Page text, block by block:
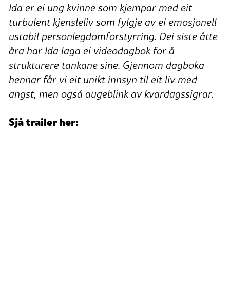
Ida er ei ung kvinne som kjempar med eit
turbulent kjensleliv som fylgje av ei emosjonell
ustabil personlegdomforstyrring. Dei siste åtte
åra har Ida laga ei videodagbok for å
strukturere tankane sine. Gjennom dagboka
hennar får vi eit unikt innsyn til eit liv med
angst, men også augeblink av kvardagssigrar.
Sjå trailer her: